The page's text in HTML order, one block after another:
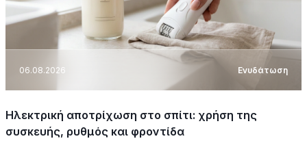
06.08.2026 Ενυδάτωση
Ηλεκτρική αποτρίχωση στο σπίτι: χρήση της
συσκευής, ρυθμός και φροντίδα